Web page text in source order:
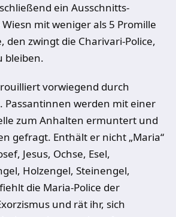
ein Ausschnitts-
mit weniger als 5 Promille
den zwingt die Charivari-Police,
bleiben.
vorwiegend durch
Passantinnen werden mit einer
zum Anhalten ermuntert und
gefragt. Enthält er nicht „Maria“
Jesus, Ochse, Esel,
Holzengel, Steinengel,
die Maria-Police der
und rät ihr, sich